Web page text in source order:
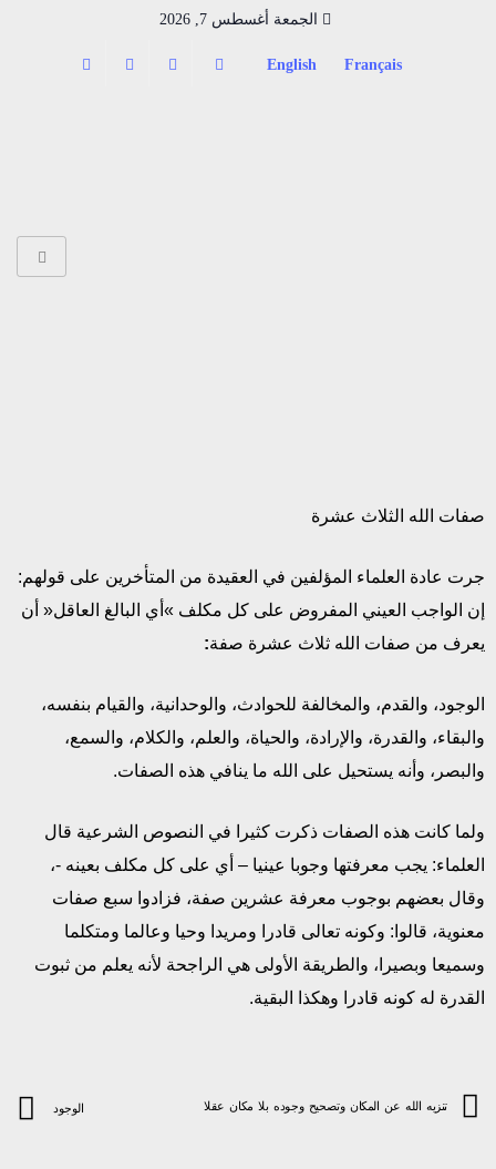
الجمعة أغسطس 7, 2026
Français
English
صفات الله الثلاث عشرة
جرت عادة العلماء المؤلفين في العقيدة من المتأخرين على قولهم:
إن الواجب العيني المفروض على كل مكلف »أي البالغ العاقل« أن
يعرف من صفات الله ثلاث عشرة صفة:
الوجود، والقدم، والمخالفة للحوادث، والوحدانية، والقيام بنفسه،
والبقاء، والقدرة، والإرادة، والحياة، والعلم، والكلام، والسمع،
والبصر، وأنه يستحيل على الله ما ينافي هذه الصفات.
ولما كانت هذه الصفات ذكرت كثيرا في النصوص الشرعية قال
العلماء: يجب معرفتها وجوبا عينيا – أي على كل مكلف بعينه -،
وقال بعضهم بوجوب معرفة عشرين صفة، فزادوا سبع صفات
معنوية، قالوا: وكونه تعالى قادرا ومريدا وحيا وعالما ومتكلما
وسميعا وبصيرا، والطريقة الأولى هي الراجحة لأنه يعلم من ثبوت
القدرة له كونه قادرا وهكذا البقية.
تنزيه الله عن المكان وتصحيح وجوده بلا مكان عقلا الوجود